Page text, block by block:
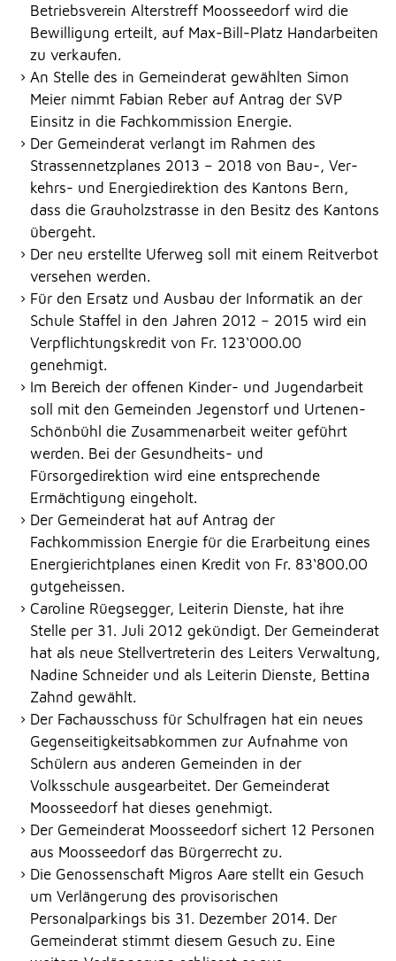
DRUCKEN
LOGIN
Betriebsverein Alterstreff Moosseedorf wird die
Bewilligung erteilt, auf Max-Bill-Platz Handarbeiten
zu verkaufen.
An Stelle des in Gemeinderat gewählten Simon
Meier nimmt Fabian Reber auf Antrag der SVP
Einsitz in die Fachkommission Energie.
Der Gemeinderat verlangt im Rahmen des
Strassennetzplanes 2013 – 2018 von Bau-, Ver-
kehrs- und Energiedirektion des Kantons Bern,
dass die Grauholzstrasse in den Besitz des Kantons
übergeht.
Der neu erstellte Uferweg soll mit einem Reitverbot
versehen werden.
Für den Ersatz und Ausbau der Informatik an der
Schule Staffel in den Jahren 2012 – 2015 wird ein
Verpflichtungskredit von Fr. 123‘000.00
genehmigt.
Im Bereich der offenen Kinder- und Jugendarbeit
soll mit den Gemeinden Jegenstorf und Urtenen-
Schönbühl die Zusammenarbeit weiter geführt
werden. Bei der Gesundheits- und
Fürsorgedirektion wird eine entsprechende
Ermächtigung eingeholt.
Der Gemeinderat hat auf Antrag der
Fachkommission Energie für die Erarbeitung eines
Energierichtplanes einen Kredit von Fr. 83‘800.00
gutgeheissen.
Caroline Rüegsegger, Leiterin Dienste, hat ihre
Stelle per 31. Juli 2012 gekündigt. Der Gemeinderat
hat als neue Stellvertreterin des Leiters Verwaltung,
Nadine Schneider und als Leiterin Dienste, Bettina
Zahnd gewählt.
Der Fachausschuss für Schulfragen hat ein neues
Gegenseitigkeitsabkommen zur Aufnahme von
Schülern aus anderen Gemeinden in der
Volksschule ausgearbeitet. Der Gemeinderat
Moosseedorf hat dieses genehmigt.
Der Gemeinderat Moosseedorf sichert 12 Personen
aus Moosseedorf das Bürgerrecht zu.
Die Genossenschaft Migros Aare stellt ein Gesuch
um Verlängerung des provisorischen
Personalparkings bis 31. Dezember 2014. Der
Gemeinderat stimmt diesem Gesuch zu. Eine